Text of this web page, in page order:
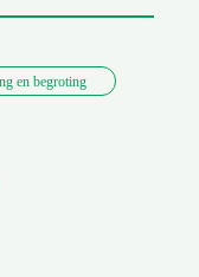
en begroting